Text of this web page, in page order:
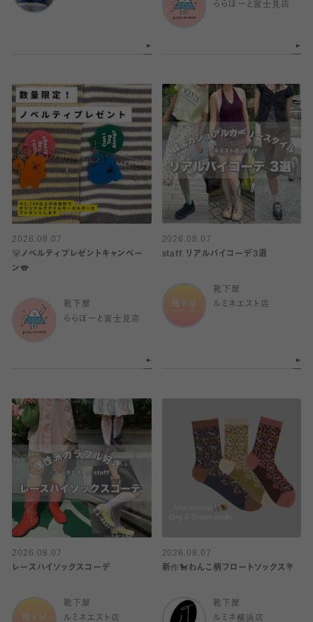
ららぽーと富士見店
2026.08.07
🐻ノベルティプレゼントキャンペー
ン🐨
靴下屋
ららぽーと富士見店
2026.08.07
staff リアルバイコーデ3選
靴下屋
ルミネエスト店
2026.08.07
レースハイソックスコーデ
靴下屋
ルミネエスト店
2026.08.07
新作🐩わんこ柄フロートソックス💐
靴下屋
ルミネ横浜店